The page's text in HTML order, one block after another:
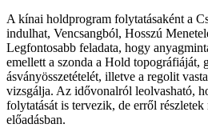
A kínai holdprogram folytatásaként a
indulhat, Vencsangból, Hosszú
Legfontosabb feladata, hogy
emellett a szonda a Hold topográfiáját,
ásványösszetételét, illetve a regolit
vizsgálja. Az idővonalról leolvasható,
folytatását is tervezik, de erről
előadásban.